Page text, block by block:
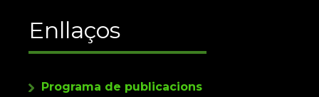
Enllaços
Programa de publicacions